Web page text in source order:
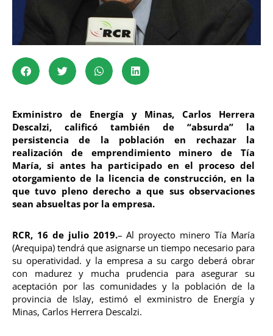
Exministro de Energía y Minas, Carlos Herrera
Descalzi, calificó también de “absurda” la
persistencia de la población en rechazar la
realización de emprendimiento minero de Tía
María, si antes ha participado en el proceso del
otorgamiento de la licencia de construcción, en la
que tuvo pleno derecho a que sus observaciones
sean absueltas por la empresa.
RCR, 16 de julio 2019.– Al proyecto minero Tía María
(Arequipa) tendrá que asignarse un tiempo necesario para
su operatividad. y la empresa a su cargo deberá obrar
con madurez y mucha prudencia para asegurar su
aceptación por las comunidades y la población de la
provincia de Islay, estimó el exministro de Energía y
Minas, Carlos Herrera Descalzi.